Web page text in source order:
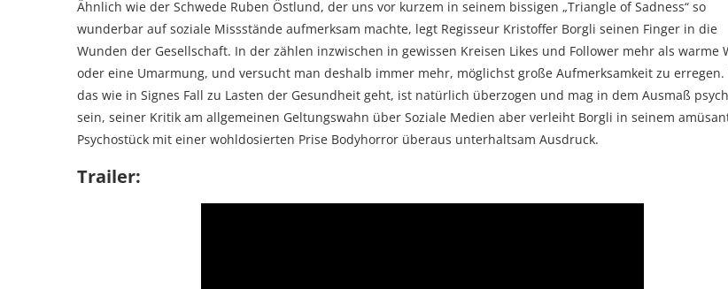
Ähnlich wie der Schwede Ruben Östlund, der uns vor kurzem in seinem bissigen „Triangle of Sadness“ so
wunderbar auf soziale Missstände aufmerksam machte, legt Regisseur Kristoffer Borgli seinen Finger in die
Wunden der Gesellschaft. In der zählen inzwischen in gewissen Kreisen Likes und Follower mehr als warme
oder eine Umarmung, und versucht man deshalb immer mehr, möglichst große Aufmerksamkeit zu erregen.
das wie in Signes Fall zu Lasten der Gesundheit geht, ist natürlich überzogen und mag in dem Ausmaß
sein, seiner Kritik am allgemeinen Geltungswahn über Soziale Medien aber verleiht Borgli in seinem
Psychostück mit einer wohldosierten Prise Bodyhorror überaus unterhaltsam Ausdruck.
Trailer: